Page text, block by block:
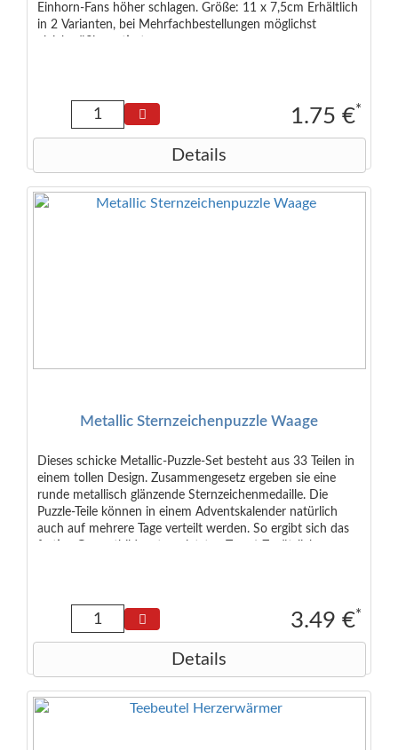
Einhorn-Fans höher schlagen. Größe: 11 x 7,5cm Erhältlich
in 2 Varianten, bei Mehrfachbestellungen möglichst
1.75 €*
Details
Metallic Sternzeichenpuzzle Waage
Dieses schicke Metallic-Puzzle-Set besteht aus 33 Teilen in
einem tollen Design. Zusammengesetz ergeben sie eine
runde metallisch glänzende Sternzeichenmedaille. Die
Puzzle-Teile können in einem Adventskalender natürlich
auch auf mehrere Tage verteilt werden. So ergibt sich das
2,0 cm Maße des Puzzles: 9 cm Durchmesser (rund)3.49 €*
Details